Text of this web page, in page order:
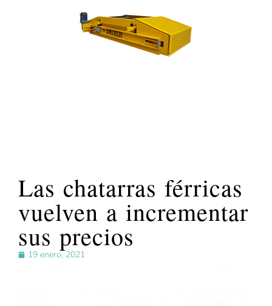
Las chatarras férricas
vuelven a incrementar
sus precios
19 enero, 2021